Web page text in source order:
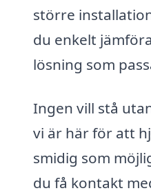
större
du enkelt
lösning som
Ingen vill stå
vi är här för att
smidig som
du få kontakt